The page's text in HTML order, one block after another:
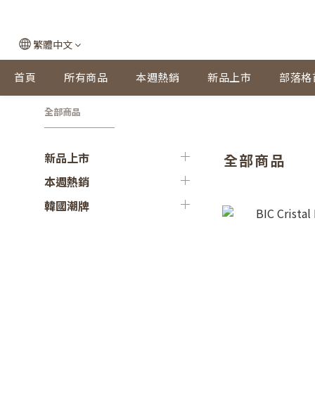
繁體中文
首頁 所有商品 本週熱銷 新品上市 部落格
全部商品
新品上市
本週熱銷
韓國潮牌
全部商品